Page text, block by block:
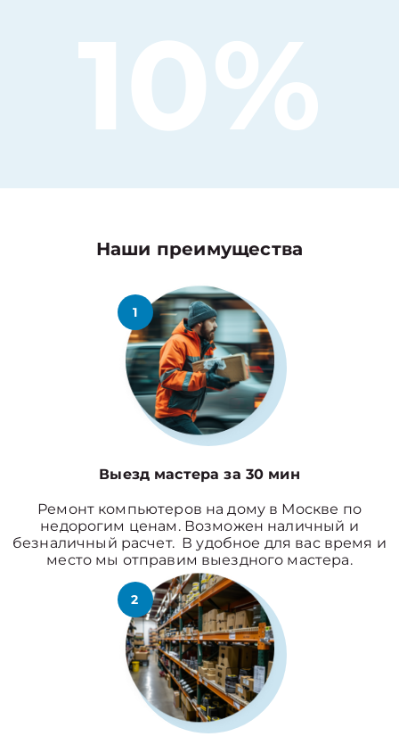
10%
Наши преимущества
1
Выезд мастера за 30 мин
Ремонт компьютеров на дому в Москве по
недорогим ценам. Возможен наличный и
безналичный расчет. В удобное для вас время и
место мы отправим выездного мастера.
2